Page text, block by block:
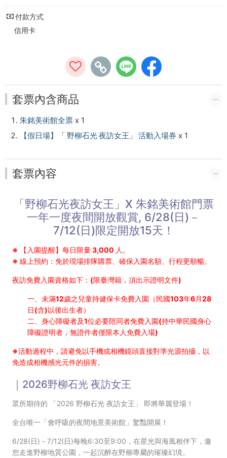
付款方式
信用卡
套票內含商品
朱銘美術館全票 x 1
【假日場】「 野柳石光 夜訪女王」 活動入場券 x 1
套票內容
「野柳石光夜訪女王」X 朱銘美術館門票
一年一度夜間開放觀賞, 6/28(日)－
7/12(日)限定開放15天！
※ 【入園提醒】每日限量 3,000 人。
※ 線上預約：免於現場排隊購票、確保入園名額、行程更順暢。
夜訪免費入園資格如下：(限臺灣籍，須出示證明文件)
一、未滿12歲之兒童持健保卡免費入園（民國103年6月28
日(含)以後出生者）
二、身心障礙者及1位必要陪同者免費入園(持中華民國身心
障礙證明者，無證件者僅限本人免費入場)
※活動過程中，請避免以手機或相機鏡頭直接對準光源拍攝，以
免造成相機感光元件的損害。
｜2026野柳石光 夜訪女王
眾所期待的 「2026 野柳石光 夜訪女王」 即將華麗登場！
全台唯一「會呼吸的夜間地景美術館」驚豔開展！
6/28(日)－7/12(日)每晚6:30至9:00，在星光與海風相伴下，邀
您走進野柳地質公園，一起沉醉在野柳專屬的璀璨幻境。